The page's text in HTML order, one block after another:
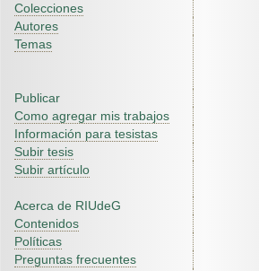
Colecciones
Autores
Temas
Publicar
Como agregar mis trabajos
Información para tesistas
Subir tesis
Subir artículo
Acerca de RIUdeG
Contenidos
Políticas
Preguntas frecuentes